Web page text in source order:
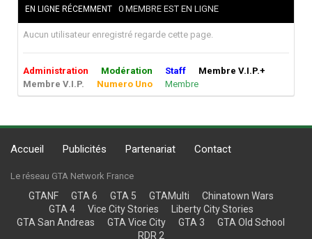
EN LIGNE RÉCEMMENT 0 MEMBRE EST EN LIGNE
Aucun utilisateur enregistré regarde cette page.
Administration Modération Staff
Membre V.I.P.+
Membre V.I.P.
Numero Uno Membre
Accueil Publicités Partenariat Contact
Le réseau GTA Network France
GTANF GTA 6 GTA 5 GTAMulti
Chinatown Wars
GTA 4
Vice City Stories
Liberty City Stories
GTA San Andreas
GTA Vice City GTA 3
GTA Old School
RDR 2